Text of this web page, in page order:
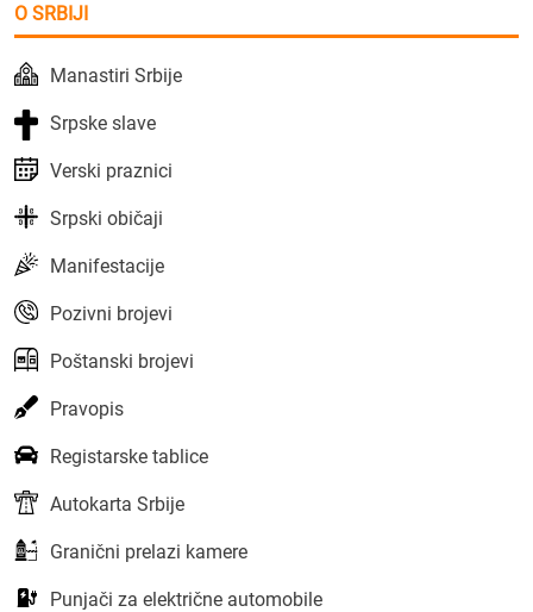
O SRBIJI
Manastiri Srbije
Srpske slave
Verski praznici
Srpski običaji
Manifestacije
Pozivni brojevi
Poštanski brojevi
Pravopis
Registarske tablice
Autokarta Srbije
Granični prelazi kamere
Punjači za električne automobile